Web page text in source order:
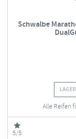
Schwalbe
Alle Reifen
5/5